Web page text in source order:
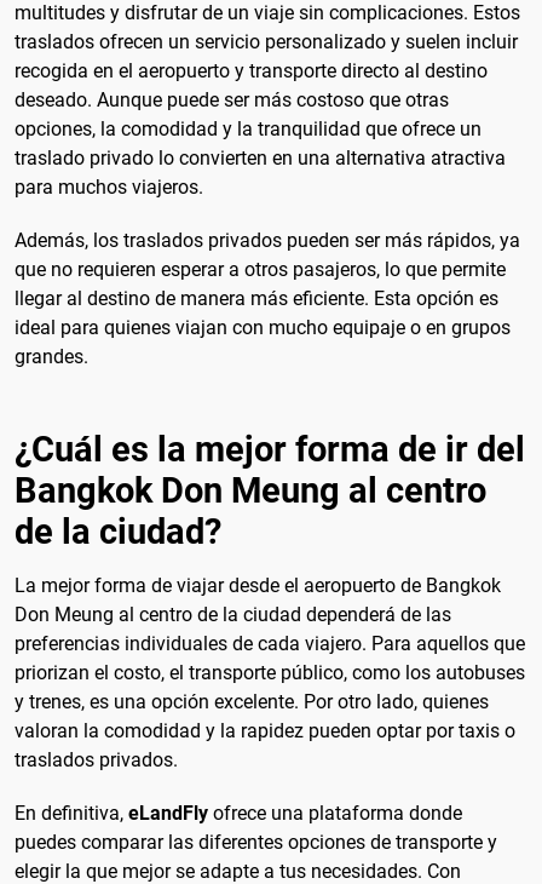
multitudes y disfrutar de un viaje sin complicaciones. Estos
traslados ofrecen un servicio personalizado y suelen incluir
recogida en el aeropuerto y transporte directo al destino
deseado. Aunque puede ser más costoso que otras
opciones, la comodidad y la tranquilidad que ofrece un
traslado privado lo convierten en una alternativa atractiva
para muchos viajeros.
Además, los traslados privados pueden ser más rápidos, ya
que no requieren esperar a otros pasajeros, lo que permite
llegar al destino de manera más eficiente. Esta opción es
ideal para quienes viajan con mucho equipaje o en grupos
grandes.
¿Cuál es la mejor forma de ir del
Bangkok Don Meung al centro
de la ciudad?
La mejor forma de viajar desde el aeropuerto de Bangkok
Don Meung al centro de la ciudad dependerá de las
preferencias individuales de cada viajero. Para aquellos que
priorizan el costo, el transporte público, como los autobuses
y trenes, es una opción excelente. Por otro lado, quienes
valoran la comodidad y la rapidez pueden optar por taxis o
traslados privados.
En definitiva, eLandFly ofrece una plataforma donde
puedes comparar las diferentes opciones de transporte y
elegir la que mejor se adapte a tus necesidades. Con